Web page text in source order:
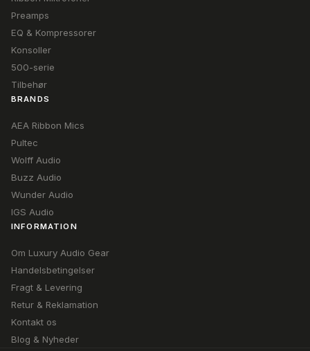
Preamps
EQ & Kompressorer
Konsoller
500-serie
Tilbehør
BRANDS
AEA Ribbon Mics
Pultec
Wolff Audio
Buzz Audio
Wunder Audio
IGS Audio
INFORMATION
Om Luxury Audio Gear
Handelsbetingelser
Fragt & Levering
Retur & Reklamation
Kontakt os
Blog & Nyheder